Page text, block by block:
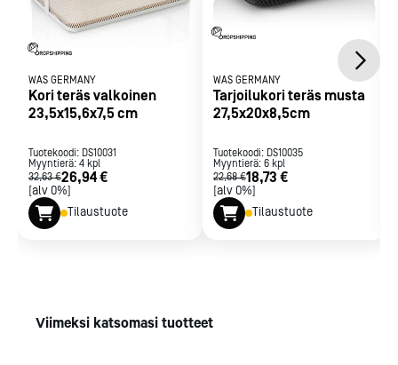
WAS GERMANY
Kori teräs valkoinen
23,5x15,6x7,5 cm
Tuotekoodi: DS10031
Myyntierä: 4 kpl
32,63 €26,94 €
[alv 0%]
Tilaustuote
WAS GERMANY
Tarjoilukori teräs musta
27,5x20x8,5cm
Tuotekoodi: DS10035
Myyntierä: 6 kpl
22,68 €18,73 €
[alv 0%]
Tilaustuote
Viimeksi katsomasi tuotteet